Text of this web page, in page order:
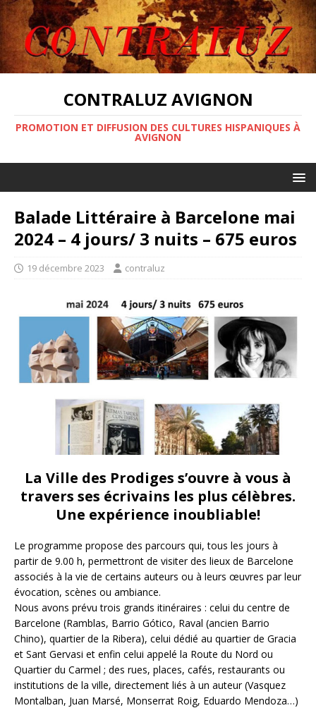
CONTRALUZ AVIGNON
PROMOTION ET DIFFUSION DES CULTURES HISPANIQUES À
AVIGNON
Balade Littéraire à Barcelone mai
2024 – 4 jours/ 3 nuits – 675 euros
19 décembre 2023 contraluz
La Ville des Prodiges s’ouvre à vous à
travers ses écrivains les plus célèbres.
Une expérience inoubliable!
Le programme propose des parcours qui, tous les jours à
partir de 9.00 h, permettront de visiter des lieux de Barcelone
associés à la vie de certains auteurs ou à leurs œuvres par leur
évocation, scènes ou ambiance.
Nous avons prévu trois grands itinéraires : celui du centre de
Barcelone (Ramblas, Barrio Gótico, Raval (ancien Barrio
Chino), quartier de la Ribera), celui dédié au quartier de Gracia
et Sant Gervasi et enfin celui appelé la Route du Nord ou
Quartier du Carmel ; des rues, places, cafés, restaurants ou
institutions de la ville, directement liés à un auteur (Vasquez
Montalban, Juan Marsé, Monserrat Roig, Eduardo Mendoza…)